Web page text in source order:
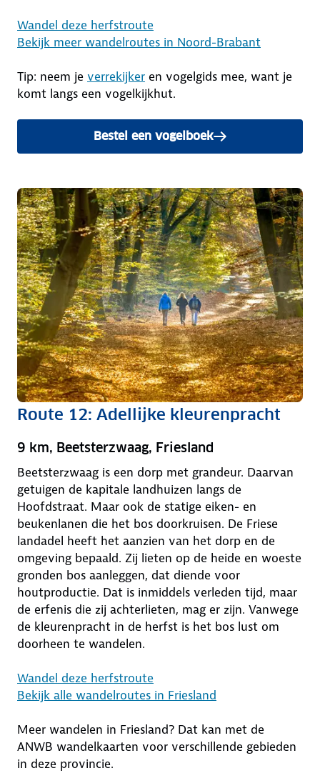
Wandel deze herfstroute
Bekijk meer wandelroutes in Noord-Brabant
Tip: neem je verrekijker en vogelgids mee, want je
komt langs een vogelkijkhut.
Bestel een vogelboek
Route 12: Adellijke kleurenpracht
9 km, Beetsterzwaag, Friesland
Beetsterzwaag is een dorp met grandeur. Daarvan
getuigen de kapitale landhuizen langs de
Hoofdstraat. Maar ook de statige eiken- en
beukenlanen die het bos doorkruisen. De Friese
landadel heeft het aanzien van het dorp en de
omgeving bepaald. Zij lieten op de heide en woeste
gronden bos aanleggen, dat diende voor
houtproductie. Dat is inmiddels verleden tijd, maar
de erfenis die zij achterlieten, mag er zijn. Vanwege
de kleurenpracht in de herfst is het bos lust om
doorheen te wandelen.
Wandel deze herfstroute
Bekijk alle wandelroutes in Friesland
Meer wandelen in Friesland? Dat kan met de
ANWB wandelkaarten voor verschillende gebieden
in deze provincie.